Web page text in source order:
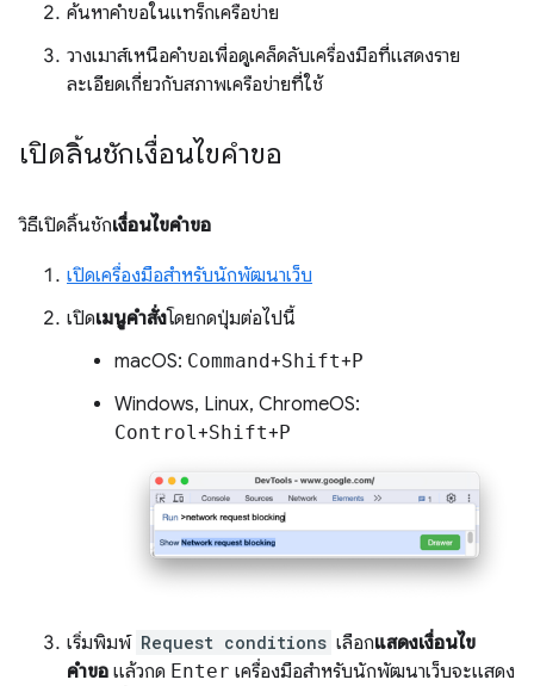
ค้นหาคำขอในแทร็กเครือข่าย
วางเมาส์เหนือคำขอเพื่อดูเคล็ดลับเครื่องมือที่แสดงราย
ละเอียดเกี่ยวกับสภาพเครือข่ายที่ใช้
เปิดลิ้นชักเงื่อนไขคำขอ
วิธีเปิดลิ้นชักเงื่อนไขคำขอ
เปิดเครื่องมือสำหรับนักพัฒนาเว็บ
เปิดเมนูคำสั่งโดยกดปุ่มต่อไปนี้
macOS: Command+Shift+ P
Windows, Linux, ChromeOS:
Control+Shift+ P
เริ่มพิมพ์ Request conditions เลือกแสดงเงื่อนไข
คำขอ แล้วกด Enter เครื่องมือสำหรับนักพัฒนาเว็บจะแสดง